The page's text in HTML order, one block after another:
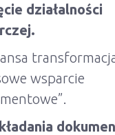
działalności
wsparcie